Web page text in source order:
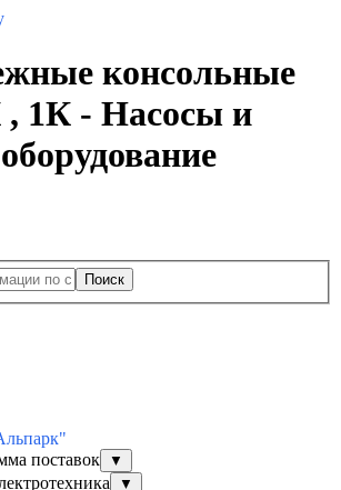
консольные
, 1К - Насосы и
Поиск
поставок
▼
▼